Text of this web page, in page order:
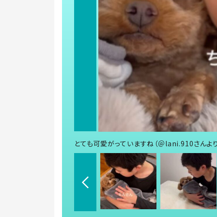
とても可愛がっていますね（＠lani.910さんよ